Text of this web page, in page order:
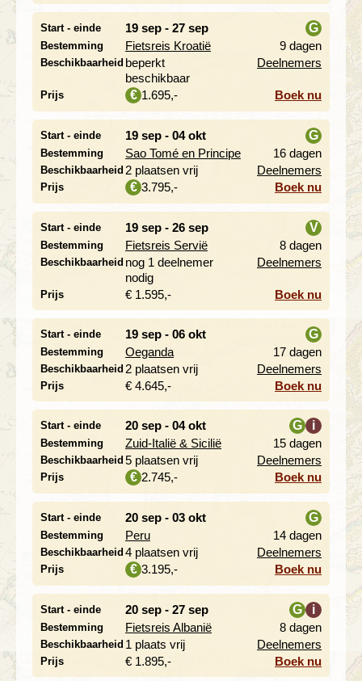
Start - einde 19 sep - 27 sep
Bestemming Fietsreis Kroatië
G
9 dagen
Beschikbaarheid beperkt
beschikbaar
Deelnemers
Prijs € 1.695,- Boek nu
Start - einde 19 sep - 04 okt
Bestemming Sao Tomé en Principe
G
16 dagen
Beschikbaarheid 2 plaatsen vrij Deelnemers
Prijs € 3.795,- Boek nu
Start - einde 19 sep - 26 sep
Bestemming Fietsreis Servië
V
8 dagen
Beschikbaarheid nog 1 deelnemer
nodig
Deelnemers
Prijs € 1.595,- Boek nu
Start - einde 19 sep - 06 okt
Bestemming Oeganda
G
17 dagen
Beschikbaarheid 2 plaatsen vrij Deelnemers
Prijs € 4.645,- Boek nu
Start - einde 20 sep - 04 okt
Bestemming Zuid-Italië & Sicilië
G
i
15 dagen
Beschikbaarheid 5 plaatsen vrij Deelnemers
Prijs € 2.745,- Boek nu
Start - einde 20 sep - 03 okt
Bestemming Peru
G
14 dagen
Beschikbaarheid 4 plaatsen vrij Deelnemers
Prijs € 3.195,- Boek nu
Start - einde 20 sep - 27 sep
Bestemming Fietsreis Albanië
G
i
8 dagen
Beschikbaarheid 1 plaats vrij Deelnemers
Prijs € 1.895,- Boek nu